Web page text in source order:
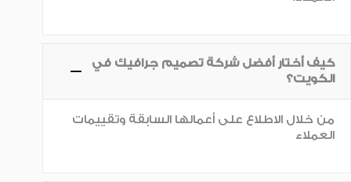
كيف أختار أفضل شركة تصميم جرافيك في
الكويت؟
من خلال الاطلاع على أعمالها السابقة وتقييمات
العملاء